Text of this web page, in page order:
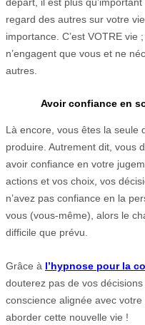
regard des autres sur votre
importance. C’est VOTRE vie
n’engagent que vous et ne
autres.
Avoir confiance en
Là encore, vous êtes la seule
produire. Autrement dit, vous
avoir confiance en votre
actions et vos choix, vos
n’avez pas confiance en la
vous (vous-même), alors le
difficile que prévu.
Grâce à l’hypnose pour la
douterez pas de vos
conscience alignée avec
aborder cette nouvelle vie !